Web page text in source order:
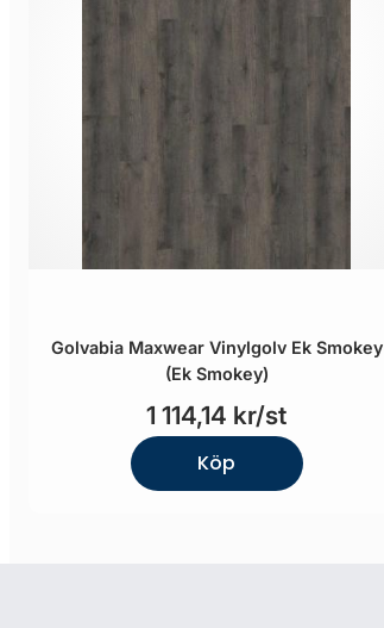
Golvabia Maxwear Vinylgolv Ek Smokey
(Ek Smokey)
1 114,14 kr/st
Köp